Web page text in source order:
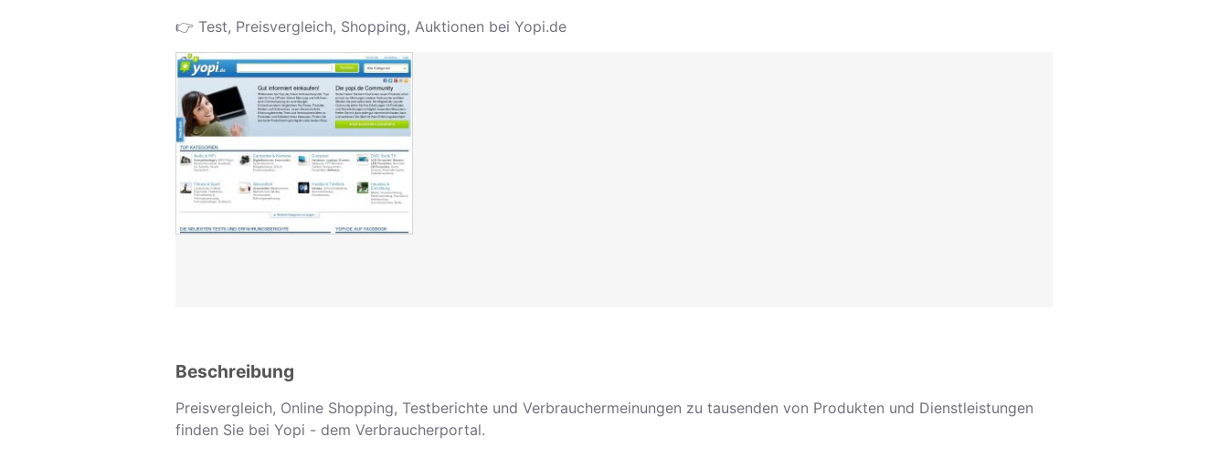
👉 Test, Preisvergleich, Shopping, Auktionen bei Yopi.de
Beschreibung
Preisvergleich, Online Shopping, Testberichte und Verbrauchermeinungen zu tausenden von Produkten und Dienstleistungen
finden Sie bei Yopi - dem Verbraucherportal.